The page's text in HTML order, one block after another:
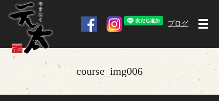
ブログ
メ
course_img006